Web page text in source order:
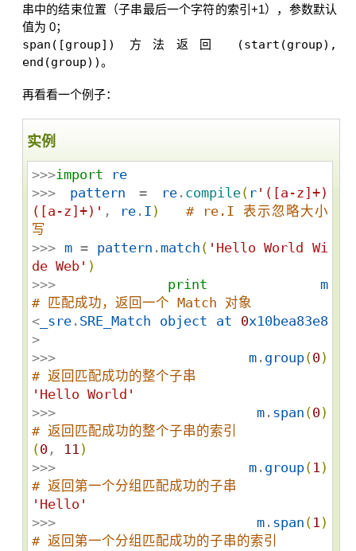
串中的结束位置（子串最后一个字符的索引+1），参数默认
值为 0；
span([group]) 方法返回
(start(group),
end(group))。
再看看一个例子：
实例
>>>import
re
>>> pattern = re. compile( r' ([a-z]+)
([a-z]+) ' , re. I )
# re.I 表示忽略大小
写
>>> m = pattern . match ( ' Hello World Wi
de Web ' )
>>> print
m
# 匹配成功，返回一个 Match 对象
< _sre . SRE_Match object at 0x10bea83e8
>
>>> m. group(0)
# 返回匹配成功的整个子串
' Hello World '
>>> m. span (0)
# 返回匹配成功的整个子串的索引
(0 , 11 )
>>> m. group( 1 )
# 返回第一个分组匹配成功的子串
' Hello '
>>> m. span ( 1 )
# 返回第一个分组匹配成功的子串的索引